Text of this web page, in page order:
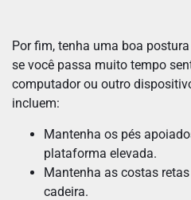
Por fim, tenha uma boa
se você passa muito tempo
computador ou outro
incluem:
Mantenha os pés
plataforma elevada.
Mantenha as costas
cadeira.